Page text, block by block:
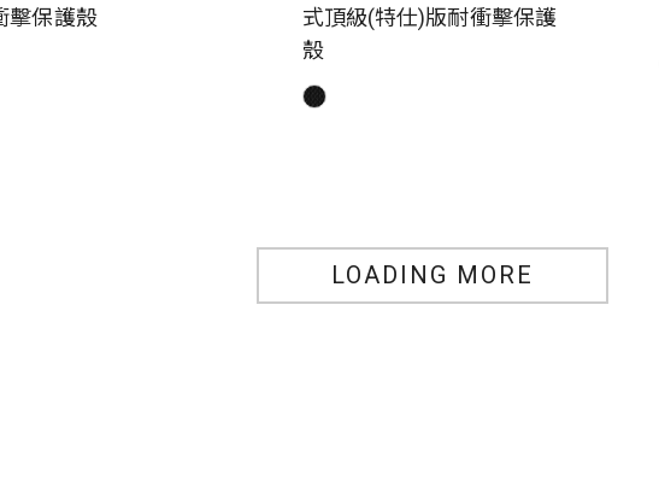
擊保護殼
式頂級(特仕)版耐衝擊保護
殼
LOADING MORE